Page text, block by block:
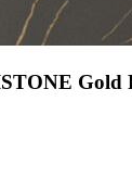
Gold